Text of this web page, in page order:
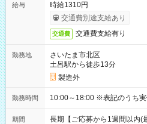
給与
時給1310円
交通費別途支給あり
交通費 交通費支給有り
勤務地
さいたま市北区
土呂駅から徒歩13分
製造外
勤務時間 10:00～18:00 ※表記の
期間
長期【ご応募から1週間以内(